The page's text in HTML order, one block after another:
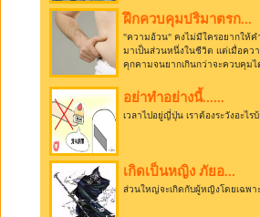
ฝึกควบคุมปริมาตรก...
"ความอ้วน" คงไม่มีใครอยากให้ค
มาเป็นส่วนหนึ่งในชีวิต แต่เมื่อคว
คุกคามจนยากเกินกว่าจะควบคุมไ
อย่าทำอย่างนี้......
เวลาไปอยู่ญี่ปุ่น เราต้องระวังอะไรบ้
เกิดเป็นหญิง ภัยอ...
ส่วนใหญ่จะเกิดกับผู้หญิงโดยเฉพา